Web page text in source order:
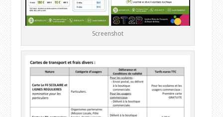
Screenshot